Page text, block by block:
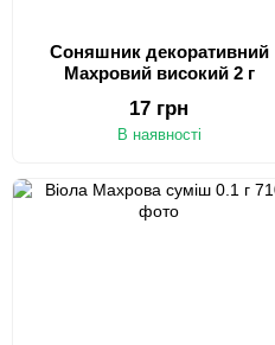
Соняшник декоративний
Махровий високий 2 г
17 грн
В наявності